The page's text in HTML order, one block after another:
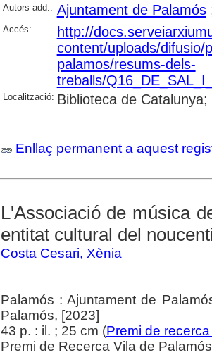
Autors add.: Ajuntament de Palamós
Accés:
http://
content/uploads/difusio/
palamos/resums-dels-
treballs/
Localització: Biblioteca de
Enllaç permanent a aquest
L'Associació de música
entitat cultural del
Costa Cesari, Xènia
Palamós : Ajuntament de
Palamós, [2023]
43 p. : il. ; 25 cm (Premi de
Premi de Recerca Vila de